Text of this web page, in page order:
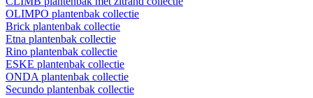
OLIMPO plantenbak collectie
Brick plantenbak collectie
Etna plantenbak collectie
Rino plantenbak collectie
ESKE plantenbak collectie
ONDA plantenbak collectie
Secundo plantenbak collectie